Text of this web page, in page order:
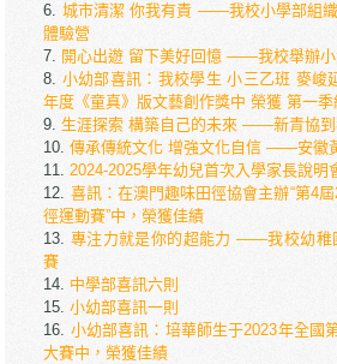
城市清潔 你我有責 ——我校小學部組
體驗營
開心出遊 留下美好回憶 ——我校舉辦
小幼部喜訊：我校學生 小三乙班 麥峻
年度《童真》版文藝創作獎中 榮獲 第一
生涯探索 構築自己的未來 ——新青協到
傳承傳統文化 增強文化自信 ——安徽
2024-2025學年幼兒首次入學家長說明
喜訊：在澳門趣味田徑協會主辦“第4
徑運動賽”中，榮獲佳績
專注力就是你的超能力 ——我校幼稚
賽
中學部喜訊六則
小幼部喜訊一則
小幼部喜訊：培華師生于2023年全國
大賽中，榮獲佳績